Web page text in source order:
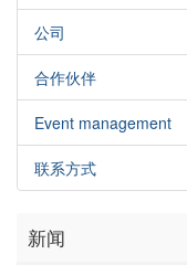
公司
合作伙伴
Event management
联系方式
新闻